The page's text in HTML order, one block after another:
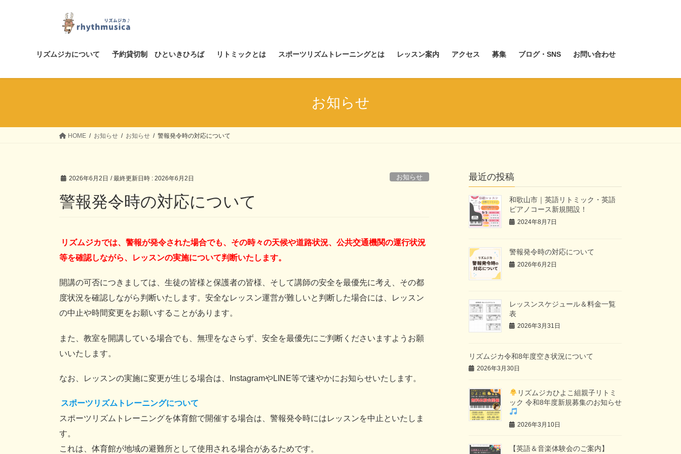
ス
ン
リズムジカについて 予約貸切制 ひといきひろば リトミックとは スポーツリズムトレーニングとは レッスン案内 アクセス 募集 ブログ・SNS お問い合わせ
お知らせ
HOME お知らせ お知らせ 警報発令時の対応について
2026年6月2日 / 最終更新日時 : 2026年6月2日 お知らせ
警報発令時の対応について
リズムジカでは、警報が発令された場合でも、その時々の天候や道路状況、公共交通機関の運行状況
等を確認しながら、レッスンの実施について判断いたします。
開講の可否につきましては、生徒の皆様と保護者の皆様、そして講師の安全を最優先に考え、その都
度状況を確認しながら判断いたします。安全なレッスン運営が難しいと判断した場合には、レッスン
の中止や時間変更をお願いすることがあります。
また、教室を開講している場合でも、無理をなさらず、安全を最優先にご判断くださいますようお願
いいたします。
なお、レッスンの実施に変更が生じる場合は、InstagramやLINE等で速やかにお知らせいたします。
スポーツリズムトレーニングについて
スポーツリズムトレーニングを体育館で開催する場合は、警報発令時にはレッスンを中止といたしま
す。
これは、体育館が地域の避難所として使用される場合があるためです。
最近の投稿
和歌山市｜英語リトミック・英語
ピアノコース新規開設！
2024年8月7日
警報発令時の対応について
2026年6月2日
レッスンスケジュール＆料金一覧
表
2026年3月31日
リズムジカ令和8年度空き状況について
2026年3月30日
リズムジカひよこ組親子リトミ
ック 令和8年度新規募集のお知らせ
2026年3月10日
【英語＆音楽体験会のご案内】